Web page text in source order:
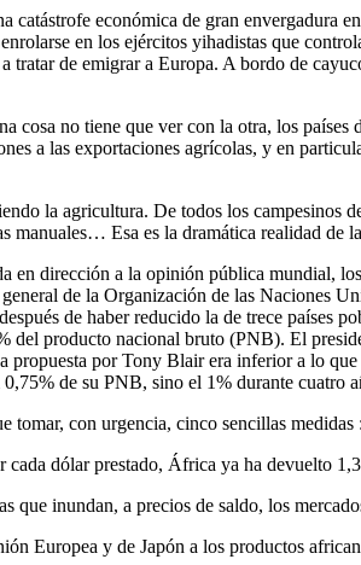
catástrofe económica de gran envergadura
en los ejércitos yihadistas que
de emigrar a Europa. A bordo de
cosa no tiene que ver con la otra, los
a las exportaciones agrícolas, y en
la agricultura. De todos los
manuales… Esa es la dramática realidad de
en dirección a la opinión pública mundial,
de la Organización de las
de haber reducido la de trece
del producto nacional bruto (PNB). El
propuesta por Tony Blair era inferior a lo
de su PNB, sino el 1% durante cuatro
tomar, con urgencia, cinco sencillas medidas :
dólar prestado, África ya ha devuelto 1,3
inundan, a precios de saldo, los
Europea y de Japón a los productos